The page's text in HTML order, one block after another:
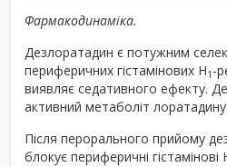
Фармакодинаміка.
Дезлоратадин є потужним
периферичних гістамінових H1 -
виявляє седативного ефекту.
активний метаболіт лоратадину.
Після перорального прийому
блокує периферичні гістамінові